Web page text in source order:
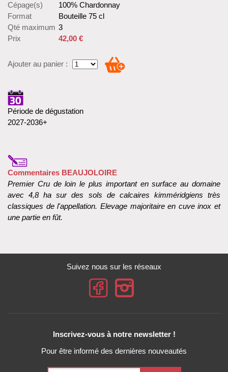
Cépage(s)
100% Chardonnay
Format
Bouteille 75 cl
Qté maximum 3
Prix
42,00 €
Ajouter au panier :
Période de dégustation
2027-2036+
Commentaires BEAUJOLOIRE
Premier Cru de loin le plus important en surface au domaine
avec 4,8 ha sur des sols de calcaires kimméridgiens très
classiques de l'appellation. Elevage majoritaire en cuve inox et
une partie en fût.
Suivez nous sur les réseaux
Inscrivez-vous à notre newsletter !
Pour être informé des dernières nouveautés